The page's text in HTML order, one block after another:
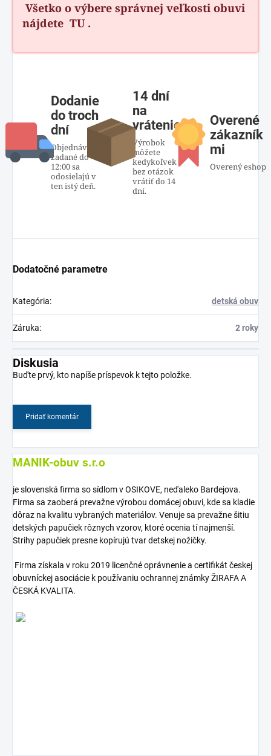
Všetko o výbere správnej veľkosti obuvi
nájdete TU.
Dodanie
do troch
dní
Objednávky
zadané do
12:00 sa
odosielajú v
ten istý deň.
14 dní
na
vrátenie
Výrobok
môžete
kedykoľvek
bez otázok
vrátiť do 14
dní.
Overené
zákazník
mi
Overený eshop
Dodatočné parametre
Kategória: detská obuv
Záruka: 2 roky
Diskusia
Buďte prvý, kto napíše príspevok k tejto položke.
Pridať komentár
MANIK-obuv s.r.o
je slovenská firma so sídlom v OSIKOVE, neďaleko Bardejova.
Firma sa zaoberá prevažne výrobou domácej obuvi, kde sa kladie
dôraz na kvalitu vybraných materiálov. Venuje sa prevažne šitiu
detských papučiek rôznych vzorov, ktoré ocenia tí najmenší.
Strihy papučiek presne kopírujú tvar detskej nožičky.
Firma získala v roku 2019 licenčné oprávnenie a certifikát českej
obuvníckej asociácie k používaniu ochrannej známky ŽIRAFA A
ČESKÁ KVALITA.